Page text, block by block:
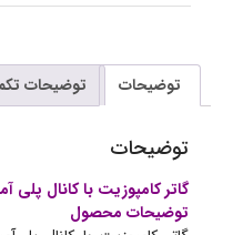
توضیحات توضیحات
توضیحات
گاتر کامپوزیت با کانال پلی
توضیحات محصول